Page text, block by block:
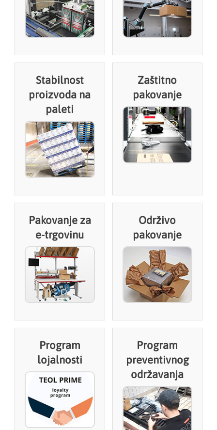
Stabilnost
proizvoda na
paleti
Zaštitno
pakovanje
Pakovanje za
e-trgovinu
Održivo
pakovanje
Program
lojalnosti
Program
preventivnog
održavanja